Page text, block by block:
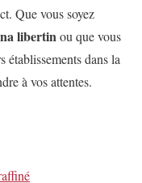
Que vous soyez
libertinou que vous
établissements dans la
à vos attentes.